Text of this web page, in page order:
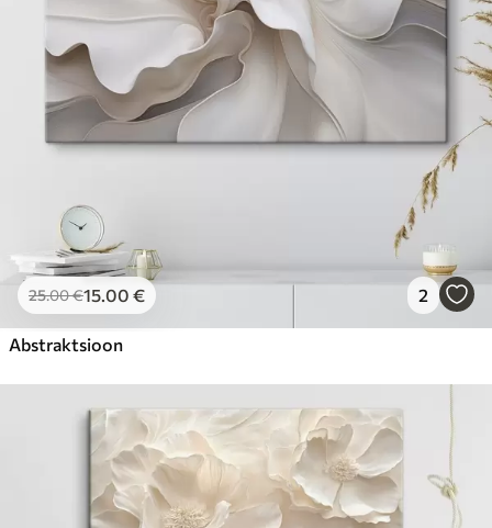
25.00€15.00 € 2
Abstraktsioon